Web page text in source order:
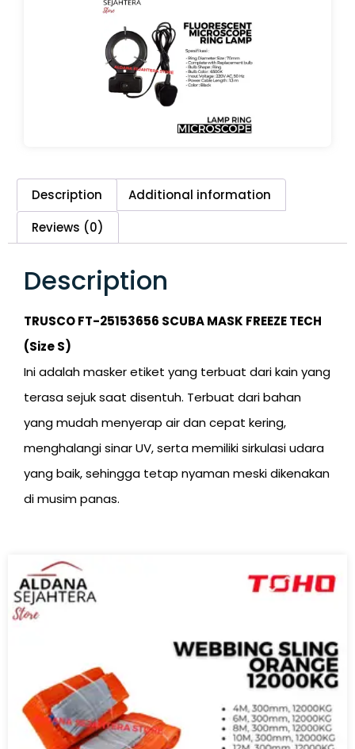
Description
Additional information
Reviews (0)
Description
TRUSCO FT-25153656 SCUBA MASK FREEZE TECH
(Size S)
Ini adalah masker etiket yang terbuat dari kain yang
terasa sejuk saat disentuh. Terbuat dari bahan
yang mudah menyerap air dan cepat kering,
menghalangi sinar UV, serta memiliki sirkulasi udara
yang baik, sehingga tetap nyaman meski dikenakan
di musim panas.